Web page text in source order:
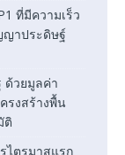
ที่มีความเร็ว
ญาประดิษฐ์
ด้วยมูลค่า
รงสร้างพื้น
ติ
ไตรมาสแรก